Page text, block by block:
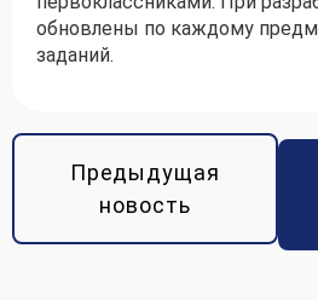
обновлены по каждому
заданий.
Предыдущая
новость